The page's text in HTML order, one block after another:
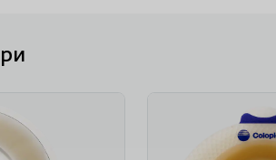
комфортного кріплення до